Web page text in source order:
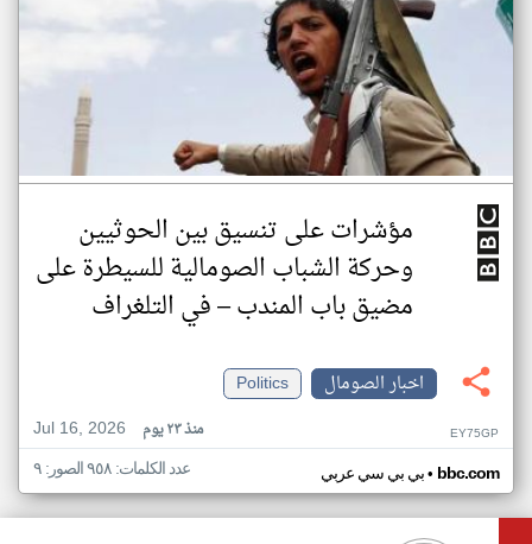
مؤشرات على تنسيق بين الحوثيين
وحركة الشباب الصومالية للسيطرة على
مضيق باب المندب – في التلغراف
اخبار الصومال
Politics
Jul 16, 2026
منذ ٢٣ يوم EY75GP
بي بي سي عربي• bbc.com عدد الكلمات: ٩٥٨ الصور: ٩